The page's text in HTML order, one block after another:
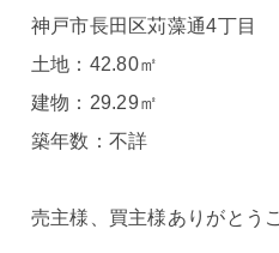
神戸市長田区苅藻通4丁目
土地：42.80㎡
建物：29.29㎡
築年数：不詳
売主様、買主様ありがとう